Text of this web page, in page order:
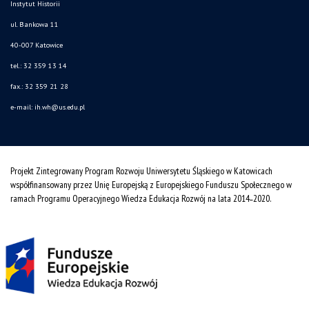
Instytut Historii
ul. Bankowa 11
40-007 Katowice
tel.: 32 359 13 14
fax.: 32 359 21 28
e-mail: ih.wh@us.edu.pl
Projekt Zintegrowany Program Rozwoju Uniwersytetu Śląskiego w Katowicach
współfinansowany przez Unię Europejską z Europejskiego Funduszu Społecznego w
ramach Programu Operacyjnego Wiedza Edukacja Rozwój na lata 2014˗2020.